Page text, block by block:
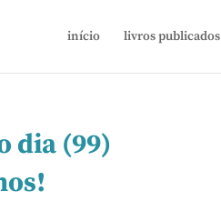
início livros publicados
dia (99)